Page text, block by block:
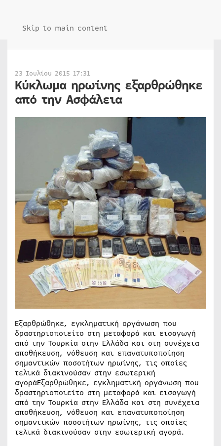
Skip to main content
23 Ιουλίου 2015 17:31
Κύκλωμα ηρωίνης εξαρθρώθηκε
από την Ασφάλεια
Εξαρθρώθηκε, εγκληματική οργάνωση που
δραστηριοποιείτο στη μεταφορά και εισαγωγή
από την Τουρκία στην Ελλάδα και στη συνέχεια
αποθήκευση, νόθευση και επανατυποποίηση
σημαντικών ποσοτήτων ηρωίνης, τις οποίες
τελικά διακινούσαν στην εσωτερική
αγοράΕξαρθρώθηκε, εγκληματική οργάνωση που
δραστηριοποιείτο στη μεταφορά και εισαγωγή
από την Τουρκία στην Ελλάδα και στη συνέχεια
αποθήκευση, νόθευση και επανατυποποίηση
σημαντικών ποσοτήτων ηρωίνης, τις οποίες
τελικά διακινούσαν στην εσωτερική αγορά.